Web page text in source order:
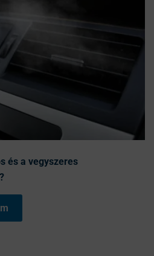
és a vegyszeres